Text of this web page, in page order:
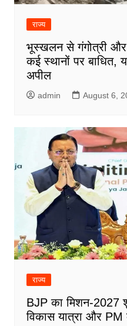
राज्य
भूस्खलन से गंगोत्री और
कई स्थानों पर बाधित,
अपील
admin August 6,
राज्य
BJP का मिशन-2027
विकास यात्रा और